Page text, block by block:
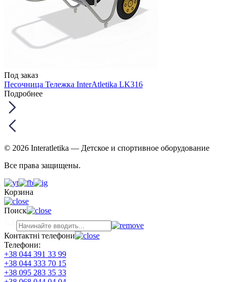
Под заказ
Песочница Тележка InterAtletika LK316
Подробнее
© 2026 Interatletika — Детское и спортивное оборудование
Все права защищены.
Корзина
Поиск
Контактні телефони
Телефони:
+38 044 391 33 99
+38 044 333 70 15
+38 095 283 35 33